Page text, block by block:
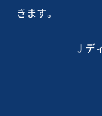
きます。
J デ